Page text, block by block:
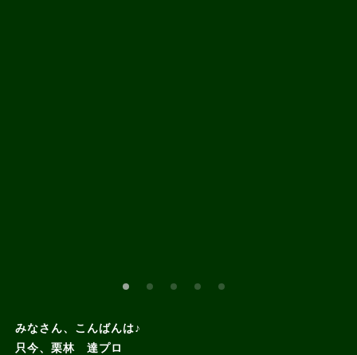
みなさん、こんばんは♪
只今、栗林 達プロ